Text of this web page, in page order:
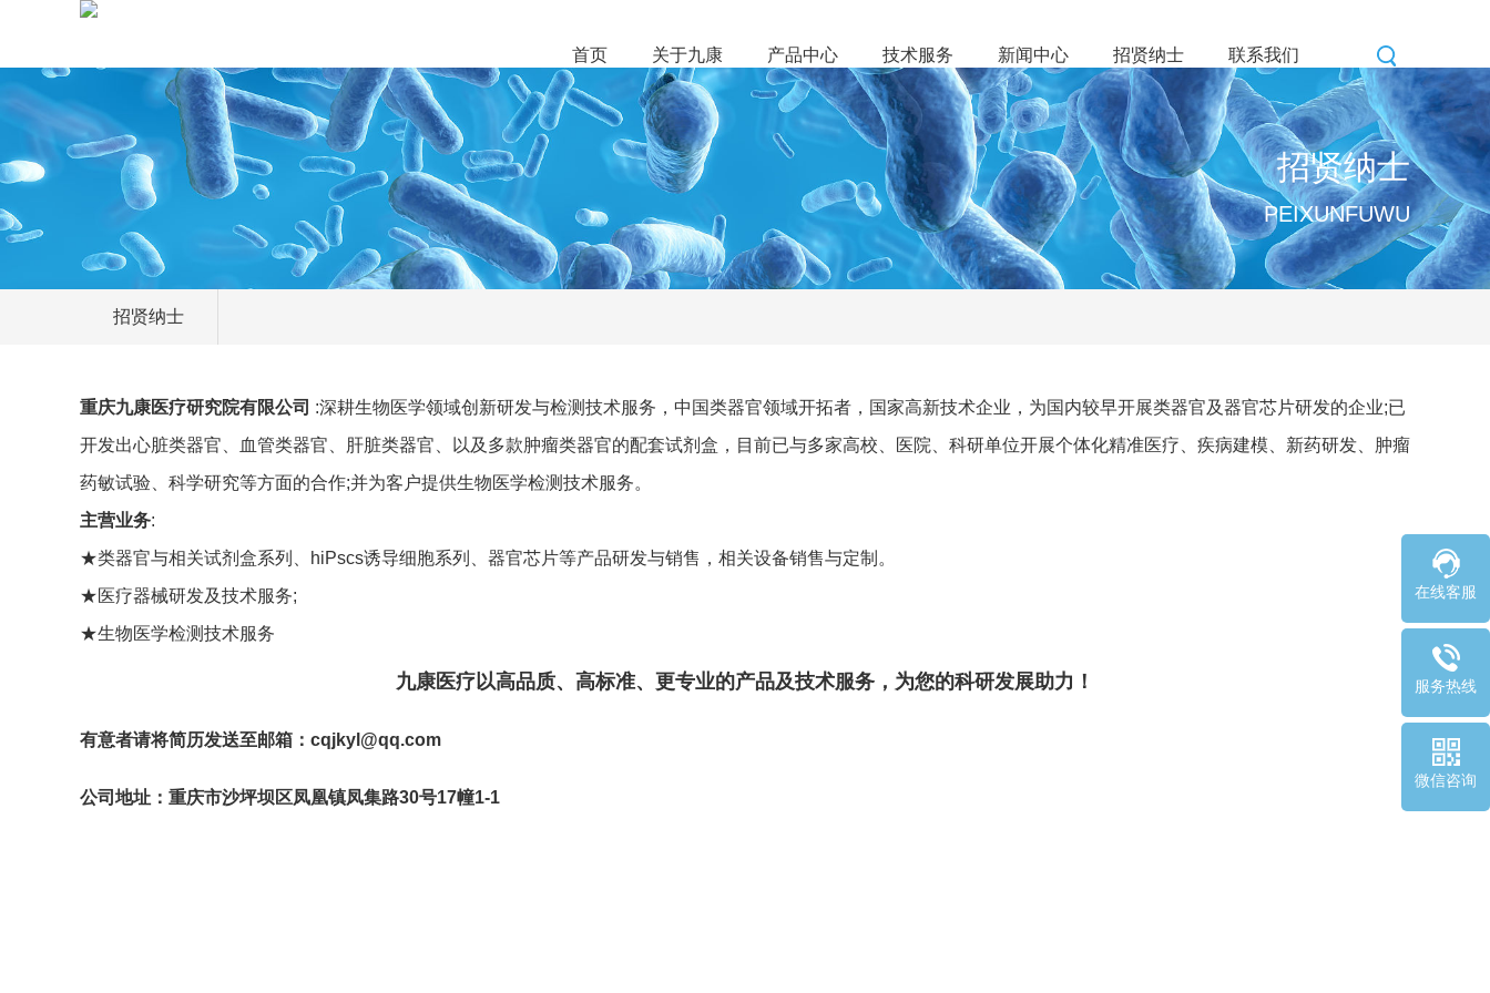
首页 关于九康 产品中心 技术服务 新闻中心 招贤纳士 联系我们
招贤纳士
PEIXUNFUWU
招贤纳士
重庆九康医疗研究院有限公司 :深耕生物医学领域创新研发与检测技术服务，中国类器官领域开拓者，国家高新技术企业，为国内较早开展类器官及器官芯片研发的企业;已
开发出心脏类器官、血管类器官、肝脏类器官、以及多款肿瘤类器官的配套试剂盒，目前已与多家高校、医院、科研单位开展个体化精准医疗、疾病建模、新药研发、肿瘤
药敏试验、科学研究等方面的合作;并为客户提供生物医学检测技术服务。
主营业务:
★类器官与相关试剂盒系列、hiPscs诱导细胞系列、器官芯片等产品研发与销售，相关设备销售与定制。
★医疗器械研发及技术服务;
★生物医学检测技术服务
九康医疗以高品质、高标准、更专业的产品及技术服务，为您的科研发展助力！
有意者请将简历发送至邮箱： cqjkyl@qq.com
公司地址：重庆市沙坪坝区凤凰镇凤集路30号17幢1-1
在线客服
服务热线
微信咨询